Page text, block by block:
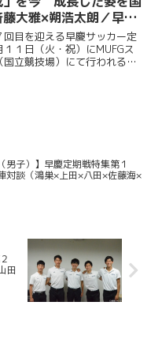
大雅×朔浩太朗／早慶
０２６直前企画第１弾
回目を迎える早慶サッカー定
１日（火・祝）にMUFGス
国立競技場）にて行われる。
男子）】早慶定期戦特集第１
談（鴻巣×上田×八田×佐藤海×
田